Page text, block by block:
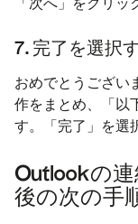
7. 完了を選択
おめでとうござい
作をまとめ、「以
す。「完了」を選
Outlookの
後の次の手